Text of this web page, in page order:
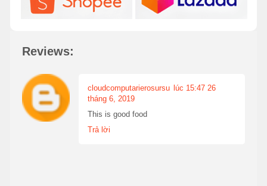
Reviews:
cloudcomputarierosursu lúc 15:47 26
tháng 6, 2019
This is good food
Trả lời